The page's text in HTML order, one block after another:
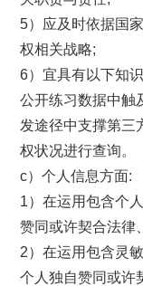
5）应及时依据国
权相关战略;
6）宜具有以下知
公开练习数据中触
发途径中支撑第三
权状况进行查询。
c）个人信息方面:
1）在运用包含个
赞同或许契合法律
2）在运用包含灵
个人独自赞同或许